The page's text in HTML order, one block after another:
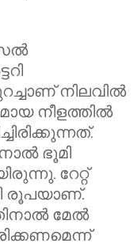
നിലവിൽ
നീളത്തിൽ
ഭൂമി
റേറ്റ്
രൂപയാണ്.
മേൽ